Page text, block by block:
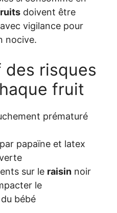
doivent être
vigilance pour
nocive.
des risques
fruit
prématuré
par papaïne et latex
sur le raisin noir
le
bébé